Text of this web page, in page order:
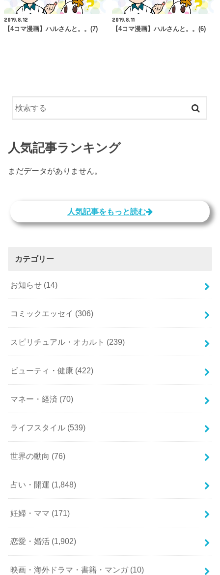
2019.8.12
【4コマ漫画】ハルさんと。。(7)
2019.8.11
【4コマ漫画】ハルさんと。。(6)
人気記事ランキング
まだデータがありません。
人気記事をもっと読む
カテゴリー
お知らせ (14)
コミックエッセイ (306)
スピリチュアル・オカルト (239)
ビューティ・健康 (422)
マネー・経済 (70)
ライフスタイル (539)
世界の動向 (76)
占い・開運 (1,848)
妊婦・ママ (171)
恋愛・婚活 (1,902)
映画・海外ドラマ・書籍・マンガ (10)